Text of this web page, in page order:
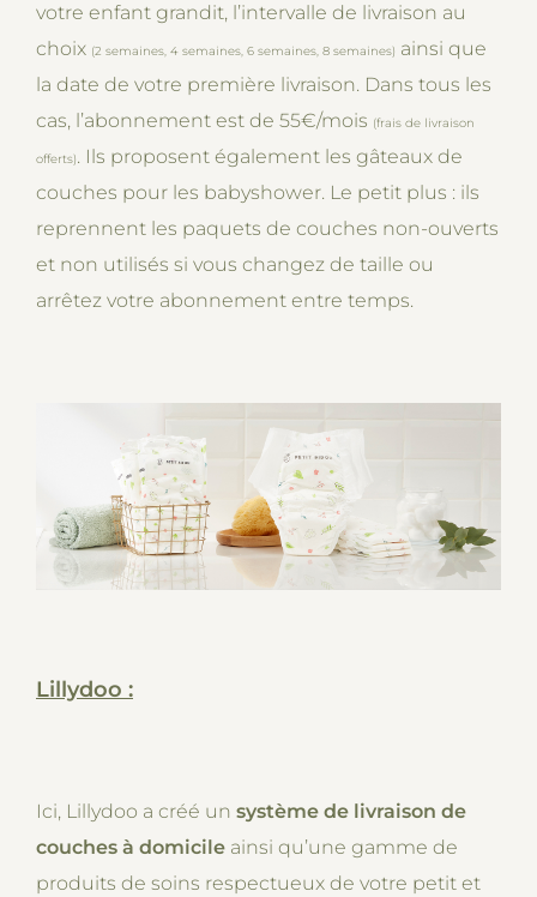
votre enfant grandit, l’intervalle de livraison au
choix (2 semaines, 4 semaines, 6 semaines, 8 semaines) ainsi que
la date de votre première livraison. Dans tous les
cas, l’abonnement est de 55€/mois (frais de livraison
offerts). Ils proposent également les gâteaux de
couches pour les babyshower. Le petit plus : ils
reprennent les paquets de couches non-ouverts
et non utilisés si vous changez de taille ou
arrêtez votre abonnement entre temps.
Lillydoo :
Ici, Lillydoo a créé un système de livraison de
couches à domicile ainsi qu’une gamme de
produits de soins respectueux de votre petit et